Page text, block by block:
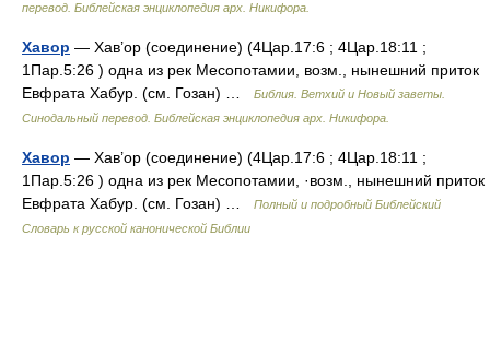
перевод. Библейская энциклопедия арх. Никифора.
Хавор — Хав’ор (соединение) (4Цар.17:6 ; 4Цар.18:11 ;
1Пар.5:26 ) одна из рек Месопотамии, возм., нынешний приток
Евфрата Хабур. (см. Гозан) …
Библия. Ветхий и Новый заветы.
Синодальный перевод. Библейская энциклопедия арх. Никифора.
Хавор — Хав’ор (соединение) (4Цар.17:6 ; 4Цар.18:11 ;
1Пар.5:26 ) одна из рек Месопотамии, ·возм., нынешний приток
Евфрата Хабур. (см. Гозан) …
Полный и подробный Библейский
Словарь к русской канонической Библии